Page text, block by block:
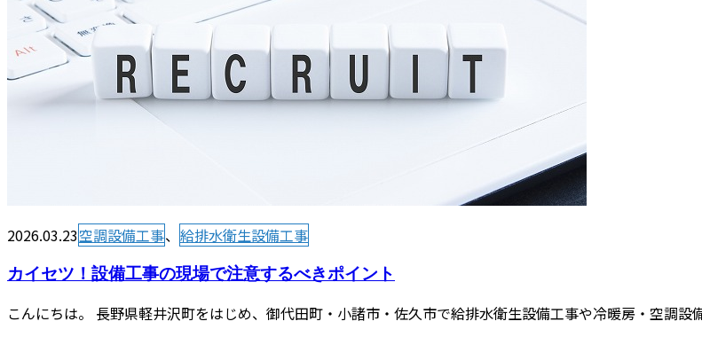
2026.03.23空調設備工事、 給排水衛生設備工事
カイセツ！設備工事の現場で注意するべきポイント
こんにちは。 長野県軽井沢町をはじめ、御代田町・小諸市・佐久市で給排水衛生設備工事や冷暖房・空調設